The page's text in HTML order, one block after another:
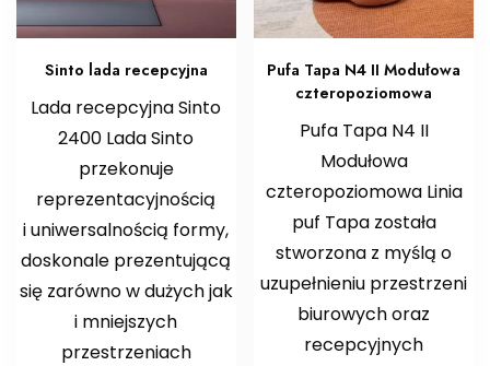
Sinto lada recepcyjna
Lada recepcyjna Sinto
2400 Lada Sinto
przekonuje
reprezentacyjnością
i uniwersalnością formy,
doskonale prezentującą
się zarówno w dużych jak
i mniejszych
przestrzeniach
Pufa Tapa N4 II Modułowa
czteropoziomowa
Pufa Tapa N4 II
Modułowa
czteropoziomowa Linia
puf Tapa została
stworzona z myślą o
uzupełnieniu przestrzeni
biurowych oraz
recepcyjnych